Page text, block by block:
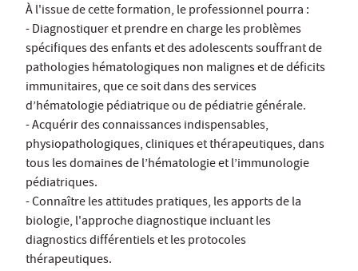
À l'issue de cette formation, le professionnel pourra :
- Diagnostiquer et prendre en charge les problèmes
spécifiques des enfants et des adolescents souffrant de
pathologies hématologiques non malignes et de déficits
immunitaires, que ce soit dans des services
d’hématologie pédiatrique ou de pédiatrie générale.
- Acquérir des connaissances indispensables,
physiopathologiques, cliniques et thérapeutiques, dans
tous les domaines de l’hématologie et l’immunologie
pédiatriques.
- Connaître les attitudes pratiques, les apports de la
biologie, l'approche diagnostique incluant les
diagnostics différentiels et les protocoles
thérapeutiques.